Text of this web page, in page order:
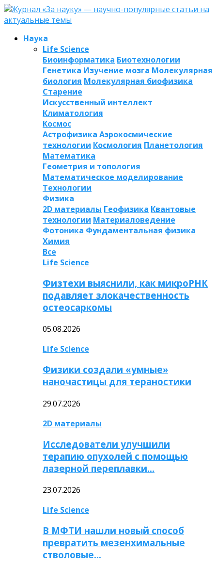
Наука
Life Science
Биоинформатика Биотехнологии
Генетика Изучение мозга Молекулярная
биология Молекулярная биофизика
Старение
Искусственный интеллект
Климатология
Космос
Астрофизика Аэрокосмические
технологии Космология Планетология
Математика
Геометрия и топология
Математическое моделирование
Технологии
Физика
2D материалы Геофизика Квантовые
технологии Материаловедение
Фотоника Фундаментальная физика
Химия
Все
Life Science
Физтехи выяснили, как микроРНК
подавляет злокачественность
остеосаркомы
05.08.2026
Life Science
Физики создали «умные»
наночастицы для тераностики
29.07.2026
2D материалы
Исследователи улучшили
терапию опухолей с помощью
лазерной переплавки…
23.07.2026
Life Science
В МФТИ нашли новый способ
превратить мезенхимальные
стволовые…